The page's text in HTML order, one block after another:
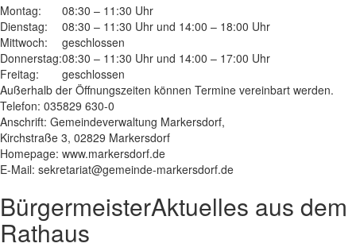
Montag:
08:30 – 11:30 Uhr
Dienstag:
08:30 – 11:30 Uhr und 14:00 – 18:00 Uhr
Mittwoch:
geschlossen
Donnerstag:08:30 – 11:30 Uhr und 14:00 – 17:00 Uhr
Freitag:
geschlossen
Außerhalb der Öffnungszeiten können Termine vereinbart werden.
Telefon: 035829 630-0
Anschrift: Gemeindeverwaltung Markersdorf,
Kirchstraße 3, 02829 Markersdorf
Homepage: www.markersdorf.de
E-Mail: sekretariat@gemeinde-markersdorf.de
BürgermeisterAktuelles aus dem
Rathaus